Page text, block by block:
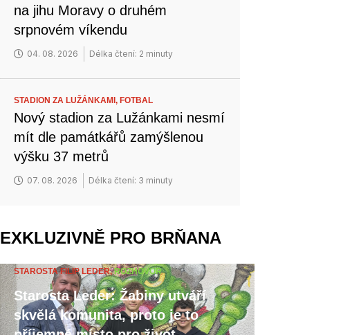
na jihu Moravy o druhém
srpnovém víkendu
04. 08. 2026 Délka čtení: 2 minuty
STADION ZA LUŽÁNKAMI,FOTBAL
Nový stadion za Lužánkami nesmí
mít dle památkářů zamýšlenou
výšku 37 metrů
07. 08. 2026 Délka čtení: 3 minuty
EXKLUZIVNĚ PRO BRŇANA
STAROSTA FILIP LEDER,ROZHOVOR
Starosta Leder: Žabiny utváří
skvělá komunita, proto je to